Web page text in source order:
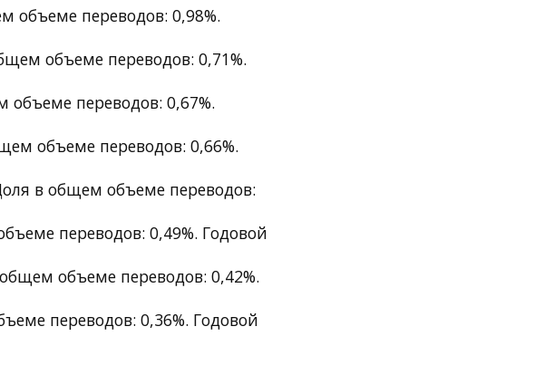
переводов: 0,98%.
объеме переводов: 0,71%.
переводов: 0,67%.
объеме переводов: 0,66%.
в общем объеме переводов:
переводов: 0,49%. Годовой
объеме переводов: 0,42%.
переводов: 0,36%. Годовой